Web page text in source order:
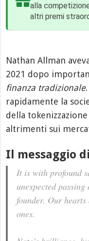
alla
altri premi
Nathan Allman
2021 dopo
finanza tradizionale
rapidamente la
della
altrimenti sui
Il messaggio
It is with profound
unexpected
founder. Our
ones.